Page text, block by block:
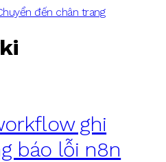
đến chân trang
ghi
báo lỗi n8n